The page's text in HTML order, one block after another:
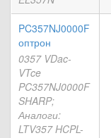
PC357NJ0000F
оптрон
0357 VDac-
VTce
PC357NJ0000F
SHARP;
Аналоги:
LTV357 HCPL-